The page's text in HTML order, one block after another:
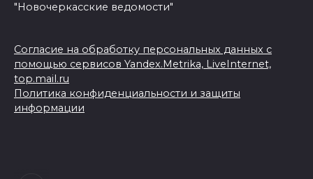
"Новочеркасские ведомости"
Согласие на обработку персональных данных с
помощью сервисов Yandex.Metrika, LiveInternet,
top.mail.ru
Политика конфиденциальности и защиты
информации